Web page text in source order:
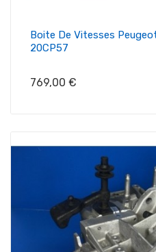
Boite De Vitesses
20CP57
Prix
769,00 €